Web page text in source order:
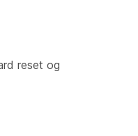
reset og